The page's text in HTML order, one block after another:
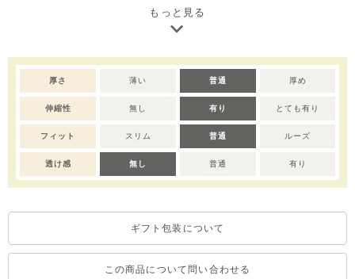
カバーオール(M253ROB03P)と兄妹ルックもおすすめです。
もっと見る
厚さ 薄い 普通 厚め
伸縮性 無し 有り とても有り
フィット スリム 普通 ルーズ
透け感 無し 普通 有り
ギフト包装について
この商品について問い合わせる